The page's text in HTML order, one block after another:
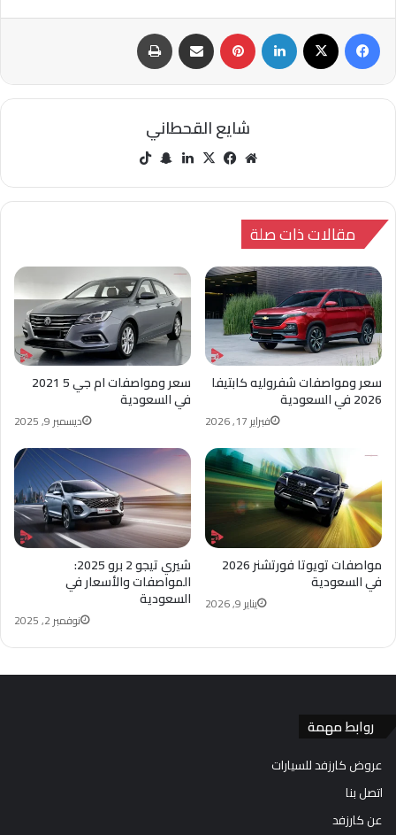
فيسبوك ‫X لينكدإن بينتيريست مشاركة عبر البريد طباعة
شايع القحطاني
مو
الوي
في
وك
‫X لينك سنا
تشا
مقالات ذات صلة
سعر ومواصفات ام جي 5 2021
في السعودية
ديسمبر 9, 2025
سعر ومواصفات شفروليه كابتيفا
2026 في السعودية
فبراير 17, 2026
شيري تيجو 2 برو 2025:
المواصفات والأسعار في
السعودية
نوفمبر 2, 2025
مواصفات تويوتا فورتشنر 2026
في السعودية
يناير 9, 2026
روابط مهمة
عروض كارزفد للسيارات
اتصل بنا
عن كارزفد